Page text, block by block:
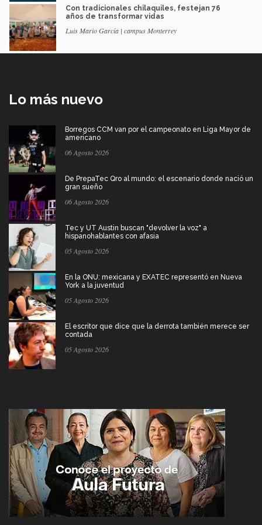
Con tradicionales chilaquiles, festejan 76
años de transformar vidas
Luis Mario García | campus Monterrey
Lo más nuevo
Borregos CCM van por el campeonato en Liga Mayor de
americano
06 Agosto 2026
De PrepaTec Qro al mundo: el escenario donde nació un
gran sueño
06 Agosto 2026
Tec y UT Austin buscan "devolver la voz" a
hispanohablantes con afasia
05 Agosto 2026
En la ONU: mexicana y EXATEC representó en Nueva
York a la juventud
05 Agosto 2026
El escritor que dice que la derrota también merece ser
contada
05 Agosto 2026